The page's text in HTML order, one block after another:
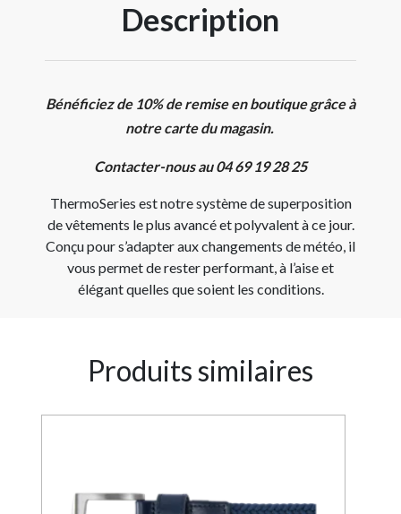
Description
Bénéficiez de 10% de remise en boutique grâce à
notre carte du magasin.
Contacter-nous au 04 69 19 28 25
ThermoSeries est notre système de superposition
de vêtements le plus avancé et polyvalent à ce jour.
Conçu pour s’adapter aux changements de météo, il
vous permet de rester performant, à l’aise et
élégant quelles que soient les conditions.
Produits similaires